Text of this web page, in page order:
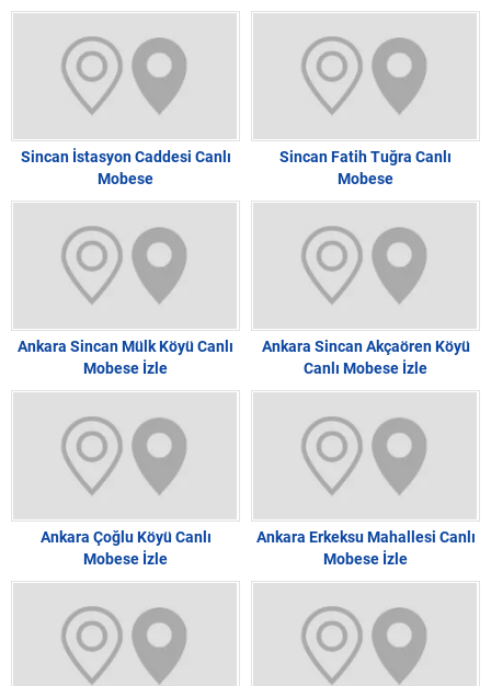
Sincan İstasyon Caddesi Canlı
Mobese
Sincan Fatih Tuğra Canlı
Mobese
Ankara Sincan Mülk Köyü Canlı
Mobese İzle
Ankara Sincan Akçaören Köyü
Canlı Mobese İzle
Ankara Çoğlu Köyü Canlı
Mobese İzle
Ankara Erkeksu Mahallesi Canlı
Mobese İzle